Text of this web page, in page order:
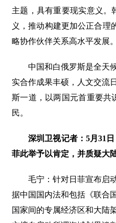
主题，具有重要现实意义。
义，推动构建更加公正合理
略协作伙伴关系高水平发展。
中国和白俄罗斯是全天
实合作成果丰硕，人文交流
斯一道，以两国元首重要共
民。
深圳卫视记者：5月31
菲此举予以肯定，并质疑大
毛宁：针对日菲宣布启
据中国国内法和包括《联合
国家间的专属经济区和大陆